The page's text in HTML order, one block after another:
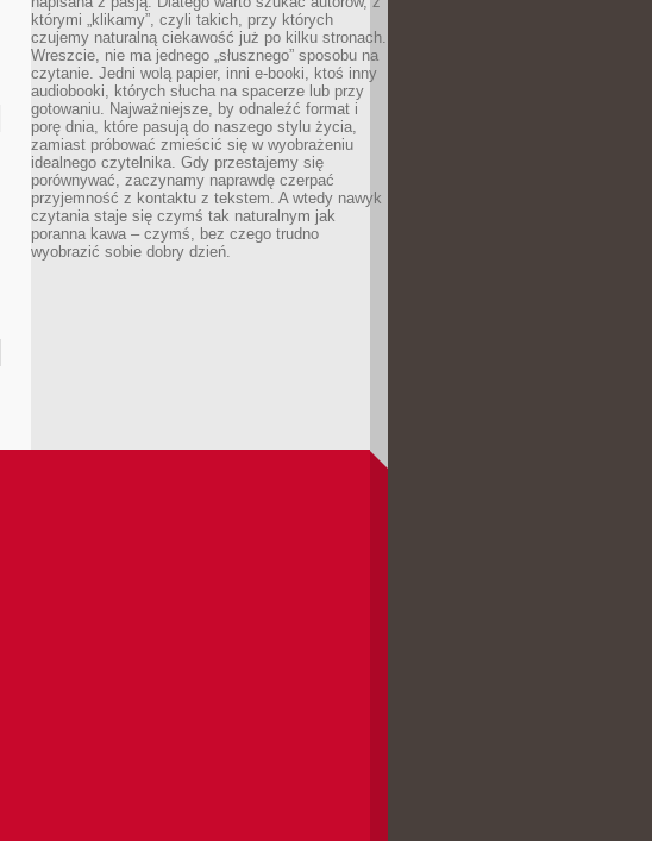
którymi „klikamy”, czyli takich, przy których
czujemy naturalną ciekawość już po kilku stronach.
Wreszcie, nie ma jednego „słusznego” sposobu na
czytanie. Jedni wolą papier, inni e-booki, ktoś inny
audiobooki, których słucha na spacerze lub przy
gotowaniu. Najważniejsze, by odnaleźć format i
porę dnia, które pasują do naszego stylu życia,
zamiast próbować zmieścić się w wyobrażeniu
idealnego czytelnika. Gdy przestajemy się
porównywać, zaczynamy naprawdę czerpać
przyjemność z kontaktu z tekstem. A wtedy nawyk
czytania staje się czymś tak naturalnym jak
poranna kawa – czymś, bez czego trudno
wyobrazić sobie dobry dzień.